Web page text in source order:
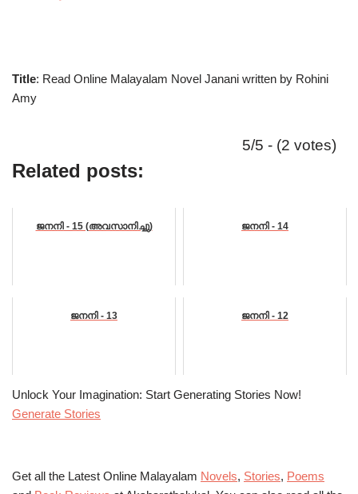
Title: Read Online Malayalam Novel Janani written by Rohini
Amy
5/5 - (2 votes)
Related posts:
ജനനി - 15 (അവസാനിച്ചു) ജനനി - 14
ജനനി - 13 ജനനി - 12
Unlock Your Imagination: Start Generating Stories Now!
Generate Stories
Get all the Latest Online Malayalam Novels, Stories, Poems